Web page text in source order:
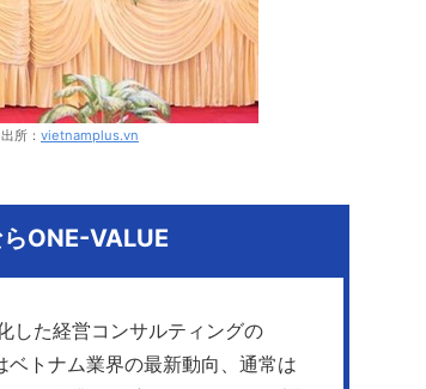
所： vietnamplus.vn
ONE-VALUE
した経営コンサルティングの
ベトナム業界の最新動向、通常は